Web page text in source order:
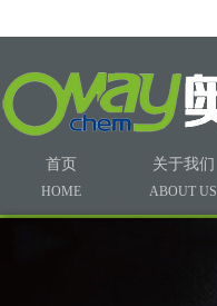
首页
HOME
关于我们
ABOUT US